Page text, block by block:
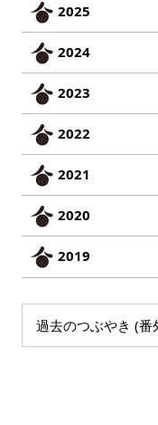
2025
2024
2023
2022
2021
2020
2019
過去のつぶやき (番